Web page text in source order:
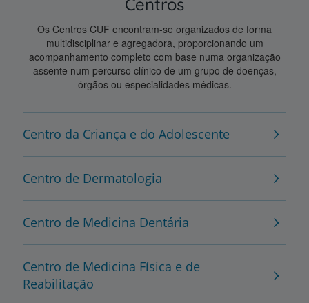
Os Centros CUF encontram-se organizados de forma
multidisciplinar e agregadora, proporcionando um
acompanhamento completo com base numa organização
assente num percurso clínico de um grupo de doenças,
órgãos ou especialidades médicas.
Centro da Criança e do Adolescente
Centro de Dermatologia
Centro de Medicina Dentária
Centro de Medicina Física e de
Reabilitação